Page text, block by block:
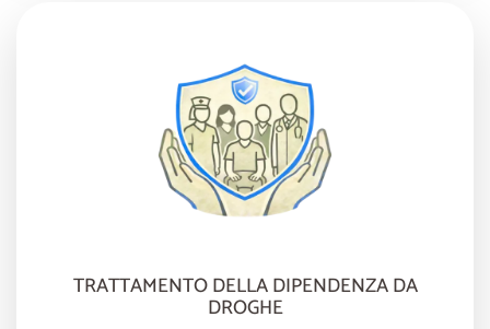
TRATTAMENTO DELLA DIPENDENZA DA
DROGHE